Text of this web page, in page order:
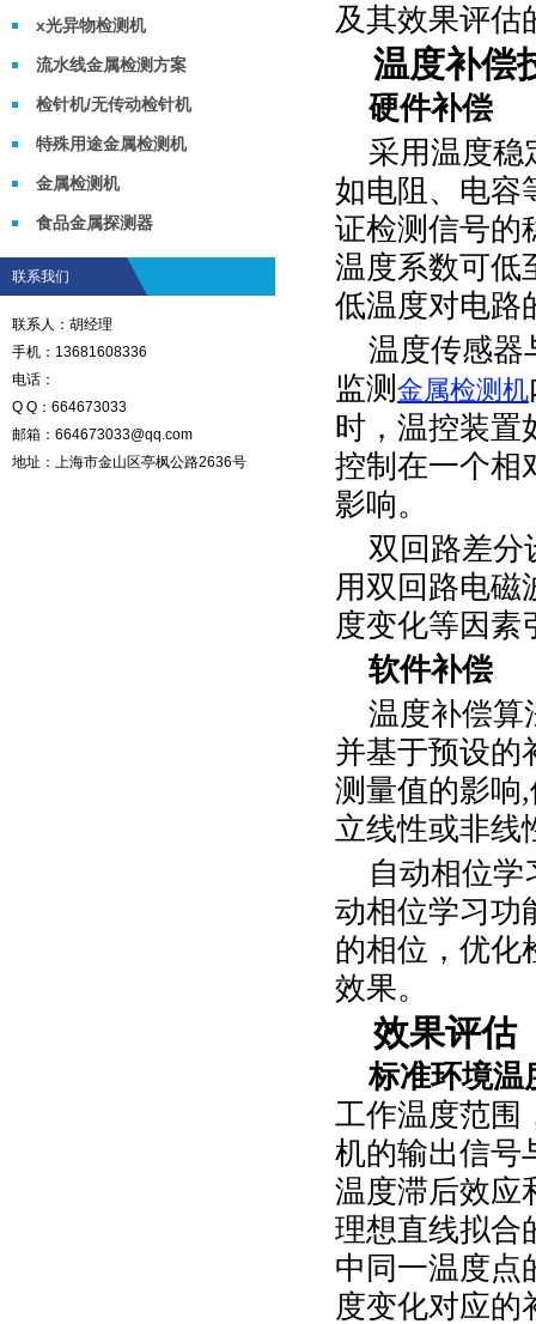
及其效果评估
温度补偿
硬件补偿
采用温度稳
如电阻、电容
证检测信号的
温度系数可低
低温度对电路
温度传感器
监测 金属检测机
时，温控装置
控制在一个相
影响。
双回路差分
用双回路电磁
度变化等因素
软件补偿
温度补偿算
并基于预设的
测量值的影响,
立线性或非线
自动相位
动相位学习功
的相位，优化
效果。
效果评估
标准环境温
工作温度范围
机的输出信号
温度滞后效应
理想直线拟合
中同一温度点
度变化对应的
x光异物检测机
流水线金属检测方案
检针机/无传动检针机
特殊用途金属检测机
金属检测机
食品金属探测器
联系我们
联系人：胡经理
手机：13681608336
电话：
Q Q：664673033
邮箱：664673033@qq.com
地址：上海市金山区亭枫公路2636号